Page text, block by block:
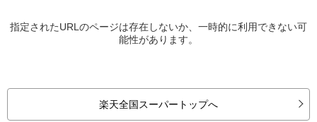
指定されたURLのページは存在しないか、一時的に利用できない可
能性があります。
楽天全国スーパートップへ